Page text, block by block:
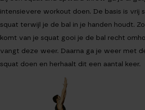
intensievere workout doen. De basis is vrij
squat terwijl je de bal in je handen houdt.
komt van je squat gooi je de bal recht
vangt deze weer. Daarna ga je weer met
squat doen en herhaalt dit een aantal keer.